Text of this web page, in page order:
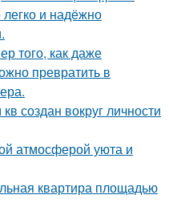
и надёжно
того, как даже
превратить в
создан вокруг личности
атмосферой уюта и
квартира площадью